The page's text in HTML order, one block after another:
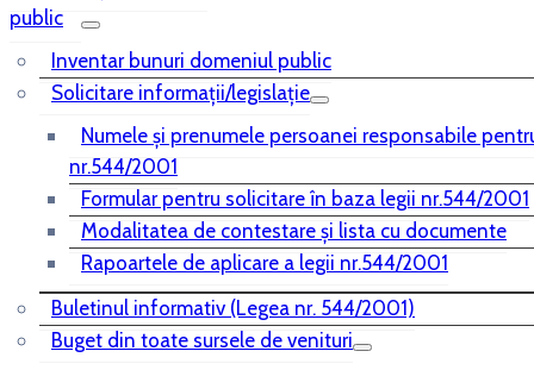
public
Inventar bunuri domeniul public
Solicitare informații/legislație
Numele și prenumele persoanei responsabile
nr.544/2001
Formular pentru solicitare în baza legii nr.544/2001
Modalitatea de contestare și lista cu documente
Rapoartele de aplicare a legii nr.544/2001
Buletinul informativ (Legea nr. 544/2001)
Buget din toate sursele de venituri